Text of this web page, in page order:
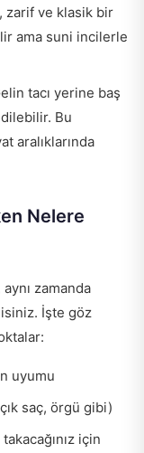
zarif ve klasik bir
ama suni incilerle
tacı yerine baş
Bu
aralıklarında
Nelere
zamanda
İşte göz
uyumu
saç, örgü gibi)
için